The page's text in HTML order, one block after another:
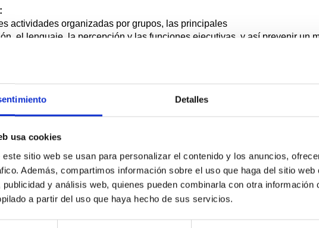
Detalles
usa cookies
este sitio web se usan para personalizar el contenido y los anuncios,
Además, compartimos información sobre el uso que haga del sitio
y análisis web, quienes pueden combinarla con otra información
a partir del uso que haya hecho de sus servicios.
actividades organizadas por grupos, las principales
el lenguaje, la percepción y las funciones ejecutivas, y así prevenir un
el entorno del Vallés Oriental y de La Selva, se considera necesario
por el tema del transporte.
un total de 21 usuarios, con los siguientes destinos: